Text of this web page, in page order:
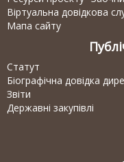
Віртуальна довідкова
Мапа сайту
Статут
Біографічна довідка
Звіти
Державні закупівлі